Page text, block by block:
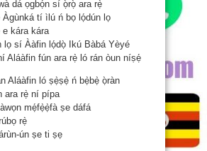
dá ọgbọ́n sí ọ̀rọ̀ ara rẹ̀
tí ìlú ń bọ lọ́dún lọ
kára kára
lọ sí Ààfin lọ́dọ̀ Ikú Bàbá Yèyé
Aláàfin fún ara rẹ̀ ló rán òun níṣẹ́
Aláàfin ló ṣẹ̀ṣẹ̀ ń bẹ̀bẹ̀ ọ̀ràn
ara rẹ̀ ní pípa
mẹ́fẹ̀ẹ̀fà ṣe dáfá
rẹ̀
ún ṣe ti ṣẹ